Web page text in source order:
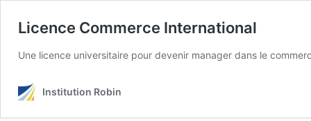
Licence Commerce International
Une licence universitaire pour devenir manager dans le
Institution Robin